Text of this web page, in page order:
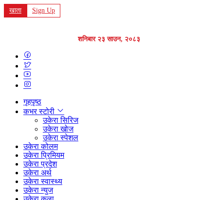
खाता Sign Up
शनिबार २३ साउन, २०८३
गृहपृष्ठ
कभर स्टोरी
उकेरा सिरिज
उकेरा खोज
उकेरा स्पेशल
उकेरा कोलम
उकेरा प्रिमियम
उकेरा प्रदेश
उकेरा अर्थ
उकेरा स्वास्थ्य
उकेरा न्युज